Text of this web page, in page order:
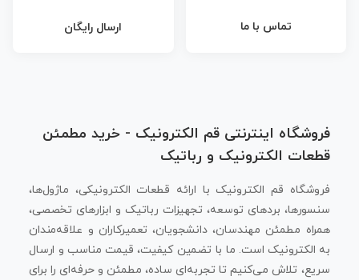
تماس با ما ارسال رایگان
فروشگاه اینترنتی قم الکترونیک - خرید مطمئن
قطعات الکترونیک و رباتیک
فروشگاه قم الکترونیک با ارائه قطعات الکترونیکی، ماژول‌ها،
سنسورها، بردهای توسعه، تجهیزات رباتیک و ابزارهای تخصصی،
همراه مطمئن مهندسان، دانشجویان، تعمیرکاران و علاقه‌مندان
به الکترونیک است. ما با تضمین کیفیت، قیمت مناسب و ارسال
سریع، تلاش می‌کنیم تا تجربه‌ای ساده، مطمئن و حرفه‌ای را برای